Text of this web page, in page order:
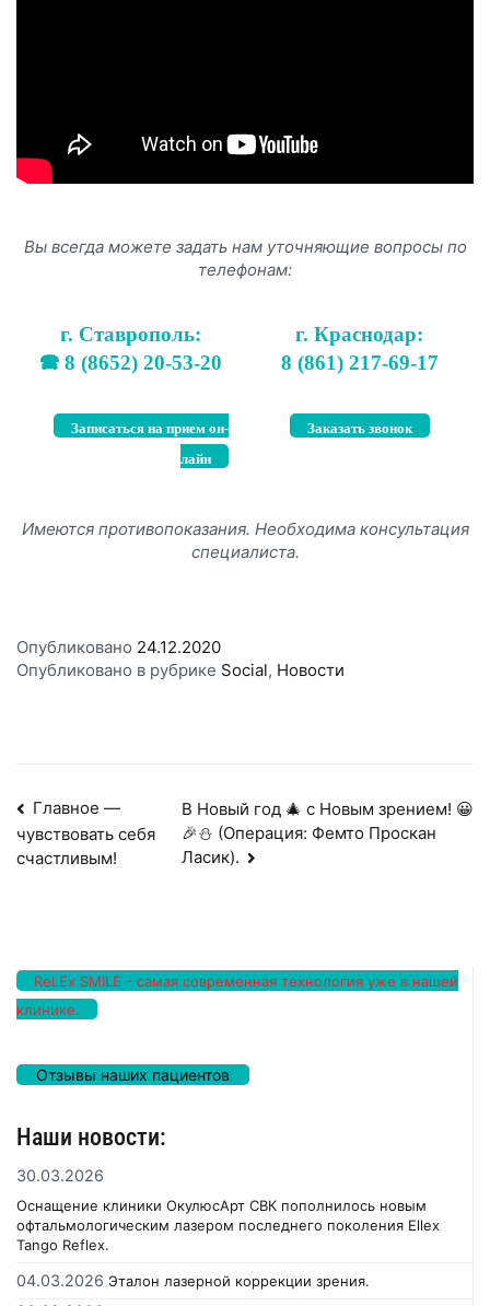
Вы всегда можете задать нам уточняющие вопросы по
телефонам:
г. Ставрополь:
🕿 8 (8652) 20-53-20
г. Краснодар:
8 (861) 217-69-17
Записаться на прием он-
лайн
Заказать звонок
Имеются противопоказания. Необходима консультация
специалиста.
Опубликовано 24.12.2020
Опубликовано в рубрике Social, Новости
Навигация
по
Главное —
чувствовать себя
счастливым!
В Новый год 🎄 с Новым зрением! 😀
🎉⛄ (Операция: Фемто Проскан
Ласик).
ReLEx SMILE - самая современная технология уже в нашей
клинике.
Отзывы наших пациентов
Наши новости:
30.03.2026
Оснащение клиники ОкулюсАрт СВК пополнилось новым
офтальмологическим лазером последнего поколения Ellex
Tango Reflex.
04.03.2026 Эталон лазерной коррекции зрения.